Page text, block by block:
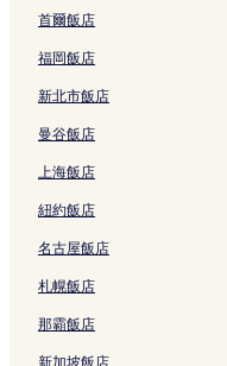
首爾飯店
福岡飯店
新北市飯店
曼谷飯店
上海飯店
紐約飯店
名古屋飯店
札幌飯店
那霸飯店
新加坡飯店